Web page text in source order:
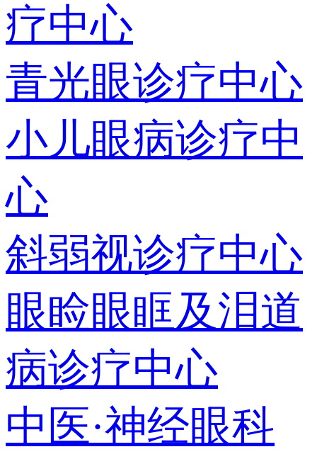
疗中心
青光眼诊疗中心
小儿眼病诊疗中
心
斜弱视诊疗中心
眼睑眼眶及泪道
病诊疗中心
中医·神经眼科